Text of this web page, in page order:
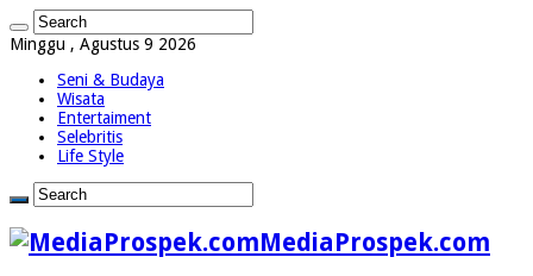
Minggu , Agustus 9 2026
Seni & Budaya
Wisata
Entertaiment
Selebritis
Life Style
MediaProspek.com